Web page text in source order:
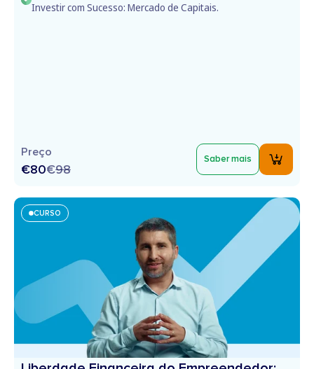
Investir com Sucesso: Mercado de Capitais.
Preço
€80€98
Saber mais
CURSO